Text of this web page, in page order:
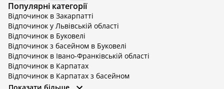
Популярні категорії
Відпочинок в Закарпатті
Відпочинок у Львівській області
Відпочинок в Буковелі
Відпочинок з басейном в Буковелі
Відпочинок в Івано-Франківській області
Відпочинок в Карпатах
Відпочинок в Карпатах з басейном
Відпочинок в Київській області